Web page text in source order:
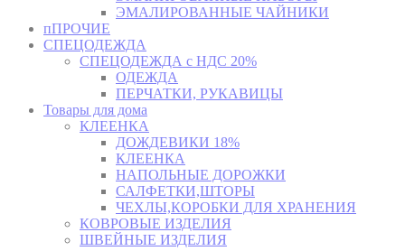
ЭМАЛИРОВАННЫЕ ЧАЙНИКИ
пПРОЧИЕ
СПЕЦОДЕЖДА
СПЕЦОДЕЖДА с НДС 20%
ОДЕЖДА
ПЕРЧАТКИ, РУКАВИЦЫ
Товары для дома
КЛЕЕНКА
ДОЖДЕВИКИ 18%
КЛЕЕНКА
НАПОЛЬНЫЕ ДОРОЖКИ
САЛФЕТКИ,ШТОРЫ
ЧЕХЛЫ,КОРОБКИ ДЛЯ ХРАНЕНИЯ
КОВРОВЫЕ ИЗДЕЛИЯ
ШВЕЙНЫЕ ИЗДЕЛИЯ